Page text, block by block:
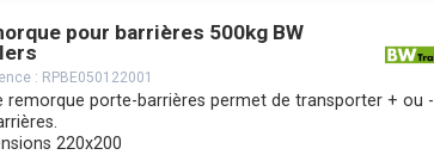
pour barrières 500kg BW
: RPBE050122001
remorque porte-barrières permet de transporter + ou -
220x200